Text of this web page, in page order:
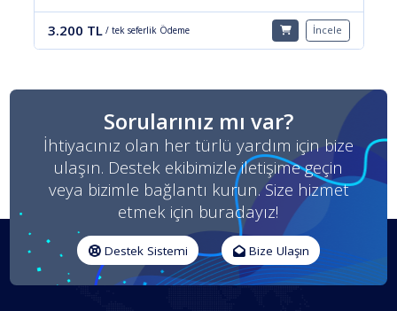
İncele
4.700 TL / tek seferlik Ödeme
Sorularınız mı var?
İhtiyacınız olan her türlü yardım için bize
ulaşın. Destek ekibimizle iletişime geçin
veya bizimle bağlantı kurun. Size hizmet
etmek için buradayız!
Destek Sistemi Bize Ulaşın